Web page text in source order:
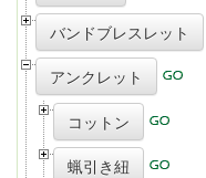
バンドブレスレット
アンクレット
コットン
蝋引き紐